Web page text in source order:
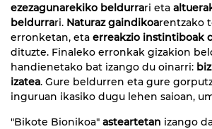
ezezagunarekiko beldurrari eta
beldurrari. Naturaz gaindikoarentzako
erronketan, eta erreakzio instintiboak
dituzte. Finaleko erronkak gizakion
handienetako bat izango du oinarri:
izatea. Gure beldurren eta gure
inguruan ikasiko dugu lehen saioan,
"Bikote Bionikoa" asteartetan izango